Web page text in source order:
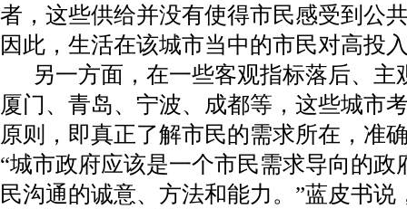
者，这些供给并没有使得市民感受到公
因此，生活在该城市当中的市民对高投
另一方面，在一些客观指标落后、主
厦门、青岛、宁波、成都等，这些城市
原则，即真正了解市民的需求所在，准
“城市政府应该是一个市民需求导向的
民沟通的诚意、方法和能力。”蓝皮书